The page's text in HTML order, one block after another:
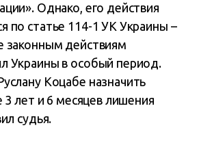
Однако, его действия
по статье 114-1 УК Украины –
законным действиям
Украины в особый период.
Коцабе назначить
3 лет и 6 месяцев лишения
судья.